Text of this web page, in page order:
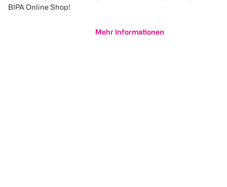
BIPA Online Shop!
Mehr Informationen